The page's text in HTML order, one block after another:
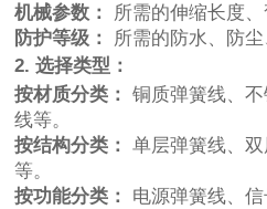
机械参数：
所需的伸缩长度、
防护等级：
所需的防水、防尘
2. 选择类型：
按材质分类：
铜质弹簧线、
线等。
按结构分类：
单层弹簧线、
等。
按功能分类：
电源弹簧线、